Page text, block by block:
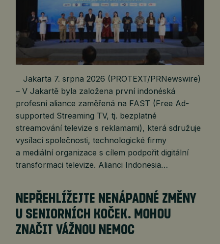
Jakarta 7. srpna 2026 (PROTEXT/PRNewswire)
– V Jakartě byla založena první indonéská
profesní aliance zaměřená na FAST (Free Ad-
supported Streaming TV, tj. bezplatné
streamování televize s reklamami), která sdružuje
vysílací společnosti, technologické firmy
a mediální organizace s cílem podpořit digitální
transformaci televize. Alianci Indonesia…
NEPŘEHLÍŽEJTE NENÁPADNÉ ZMĚNY
U SENIORNÍCH KOČEK. MOHOU
ZNAČIT VÁŽNOU NEMOC